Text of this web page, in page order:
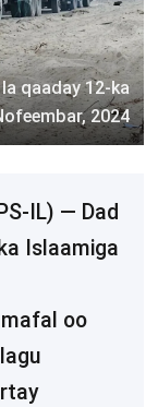
qaaday 12-ka
2024
IL) — Dad
Islaamiga
oo